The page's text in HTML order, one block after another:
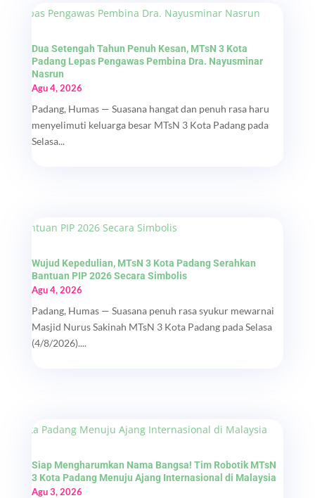
Dua Setengah Tahun Penuh Kesan, MTsN 3 Kota
Padang Lepas Pengawas Pembina Dra. Nayusminar
Nasrun
Agu 4, 2026
Padang, Humas — Suasana hangat dan penuh rasa haru
menyelimuti keluarga besar MTsN 3 Kota Padang pada
Selasa...
Wujud Kepedulian, MTsN 3 Kota Padang Serahkan
Bantuan PIP 2026 Secara Simbolis
Agu 4, 2026
Padang, Humas — Suasana penuh rasa syukur mewarnai
Masjid Nurus Sakinah MTsN 3 Kota Padang pada Selasa
(4/8/2026)....
Siap Mengharumkan Nama Bangsa! Tim Robotik MTsN
3 Kota Padang Menuju Ajang Internasional di Malaysia
Agu 3, 2026